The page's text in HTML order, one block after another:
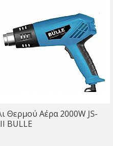
Θερμού Αέρα 2000W JS‐
BULLE